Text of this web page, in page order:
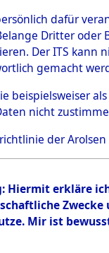
dafür
Dritter
Der ITS
gemacht
beispielsweiser
nicht
der Arolsen
Hiermit erkläre
Mir ist